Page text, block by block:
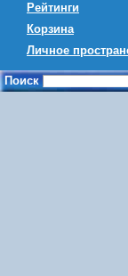
Рейтинги
Корзина
Личное
Поиск